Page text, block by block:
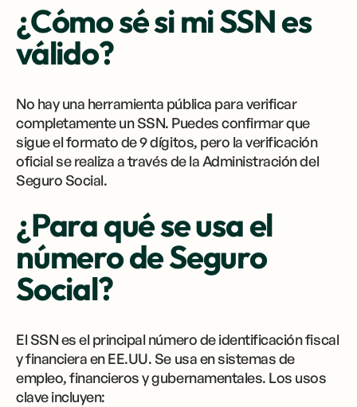
¿Cómo sé si mi SSN es
válido?
No hay una herramienta pública para verificar
completamente un SSN. Puedes confirmar que
sigue el formato de 9 dígitos, pero la verificación
oficial se realiza a través de la Administración del
Seguro Social.
¿Para qué se usa el
número de Seguro
Social?
El SSN es el principal número de identificación fiscal
y financiera en EE.UU. Se usa en sistemas de
empleo, financieros y gubernamentales. Los usos
clave incluyen: